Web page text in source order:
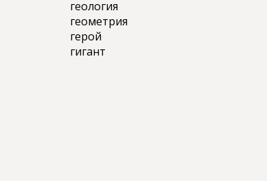
геология
геометрия
герой
гигант